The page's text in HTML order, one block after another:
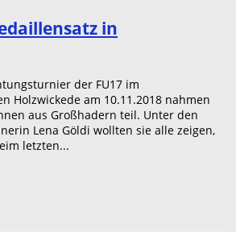
in
der FU17 im
Holzwickede am 10.11.2018 nahmen
aus Großhadern teil. Unter den
Lena Göldi wollten sie alle zeigen,
letzten...